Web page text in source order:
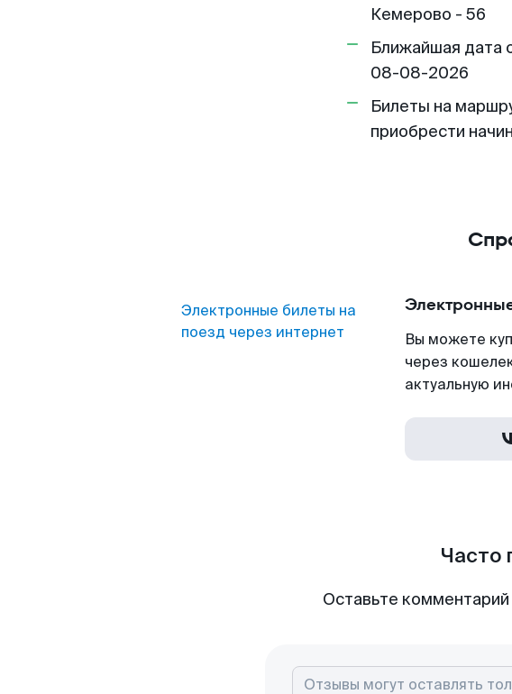
Кемерово - 56
Ближайшая дата
08-08-2026
Билеты на
приобрести
Электронные билеты на
поезд через интернет
Вы можете
через
актуальную
Часто
Оставьте